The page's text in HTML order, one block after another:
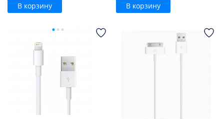
В корзину В корзину